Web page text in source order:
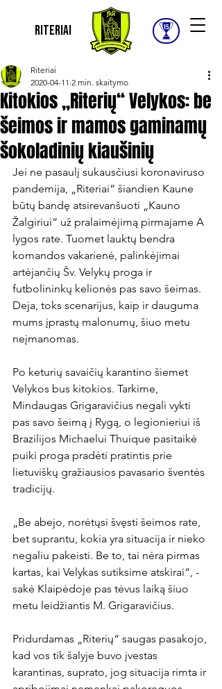
Riteriai
Kitokios „Riterių“ Velykos: be
šeimos ir mamos gaminamų
šokoladinių kiaušinių
Riteriai
2020-04-11 2 min. skaitymo
Jei ne pasaulį sukausčiusi koronaviruso
pandemija, „Riteriai“ šiandien Kaune
būtų bandę atsirevanšuoti „Kauno
Žalgiriui“ už pralaimėjimą pirmajame A
lygos rate. Tuomet lauktų bendra
komandos vakarienė, palinkėjimai
artėjančių Šv. Velykų proga ir
futbolininkų kelionės pas savo šeimas.
Deja, toks scenarijus, kaip ir dauguma
mums įprastų malonumų, šiuo metu
neįmanomas.
Po keturių savaičių karantino šiemet
Velykos bus kitokios. Tarkime,
Mindaugas Grigaravičius negali vykti
pas savo šeimą į Rygą, o legionieriui iš
Brazilijos Michaelui Thuique pasitaikė
puiki proga pradėti pratintis prie
lietuviškų gražiausios pavasario šventės
tradicijų.
„Be abejo, norėtųsi švęsti šeimos rate,
bet suprantu, kokia yra situacija ir nieko
negaliu pakeisti. Be to, tai nėra pirmas
kartas, kai Velykas sutiksime atskirai“, -
sakė Klaipėdoje pas tėvus laiką šiuo
metu leidžiantis M. Grigaravičius.
Pridurdamas „Riterių“ saugas pasakojo,
kad vos tik šalyje buvo įvestas
karantinas, suprato, jog situacija rimta ir